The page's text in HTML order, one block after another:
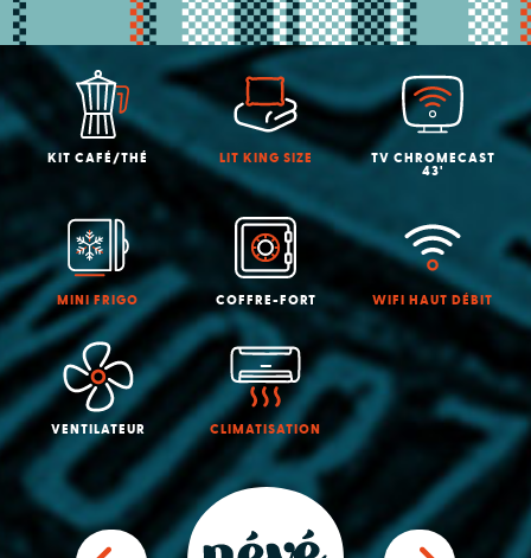
KIT CAFÉ/THÉ LIT KING SIZE
TV CHROMECAST
43'
MINI FRIGO COFFRE-FORT WIFI HAUT DÉBIT
VENTILATEUR CLIMATISATION